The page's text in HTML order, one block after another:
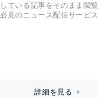
ている記事をそのまま閲覧
見のニュース配信サービス
詳細を見る